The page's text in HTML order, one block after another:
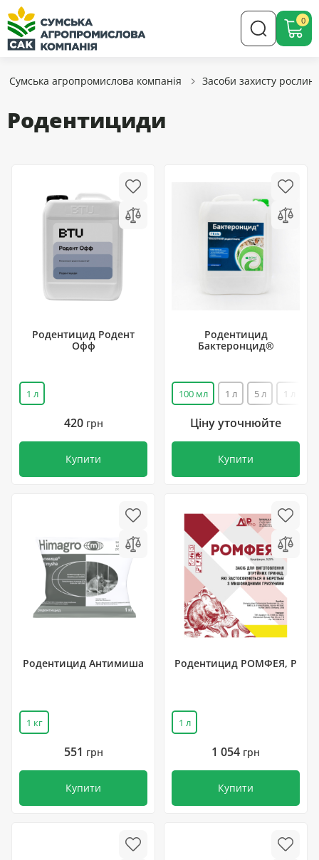
0
Сумська агропромислова компанія Засоби захисту рослин
Родентициди
Родентицид Родент
Офф
1 л
420 грн
Купити
Родентицид
Бактеронцид®
100 мл 1 л 5 л 1 л
Ціну уточнюйте
Купити
Родентицид Антимиша
1 кг
551 грн
Купити
Родентицид РОМФЕЯ, Р
1 л
1 054 грн
Купити